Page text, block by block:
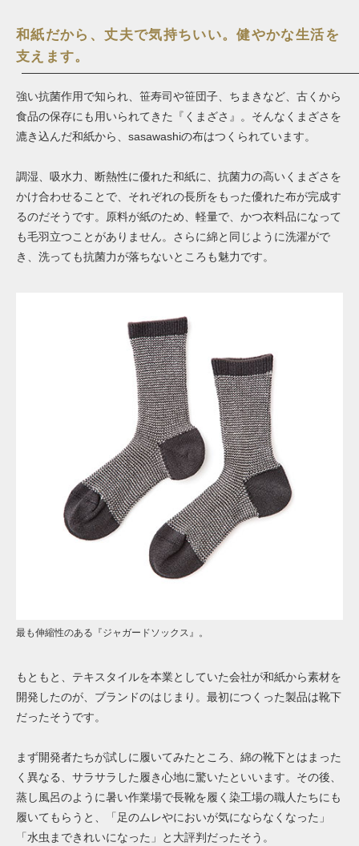
和紙だから、丈夫で気持ちいい。健やかな生活を
支えます。
強い抗菌作用で知られ、笹寿司や笹団子、ちまきなど、古くから
食品の保存にも用いられてきた『くまざさ』。そんなくまざさを
漉き込んだ和紙から、sasawashiの布はつくられています。
調湿、吸水力、断熱性に優れた和紙に、抗菌力の高いくまざさを
かけ合わせることで、それぞれの長所をもった優れた布が完成す
るのだそうです。原料が紙のため、軽量で、かつ衣料品になって
も毛羽立つことがありません。さらに綿と同じように洗濯がで
き、洗っても抗菌力が落ちないところも魅力です。
最も伸縮性のある『ジャガードソックス』。
もともと、テキスタイルを本業としていた会社が和紙から素材を
開発したのが、ブランドのはじまり。最初につくった製品は靴下
だったそうです。
まず開発者たちが試しに履いてみたところ、綿の靴下とはまった
く異なる、サラサラした履き心地に驚いたといいます。その後、
蒸し風呂のように暑い作業場で長靴を履く染工場の職人たちにも
履いてもらうと、「足のムレやにおいが気にならなくなった」
「水虫まできれいになった」と大評判だったそう。